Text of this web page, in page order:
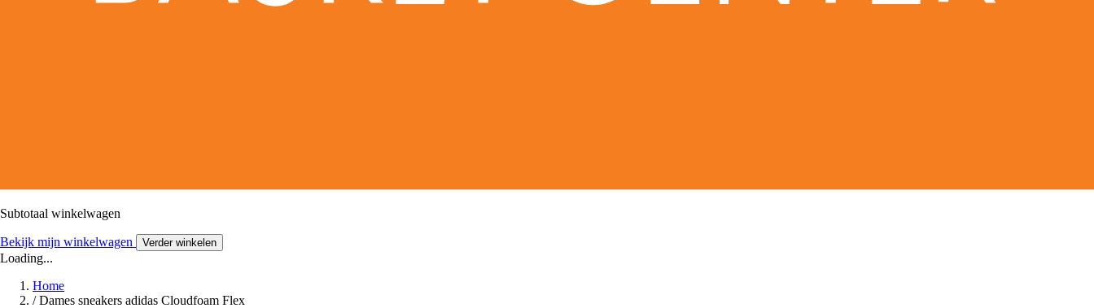
Subtotaal winkelwagen
Bekijk mijn winkelwagen Verder winkelen
Loading...
Home
/ Dames sneakers adidas Cloudfoam Flex